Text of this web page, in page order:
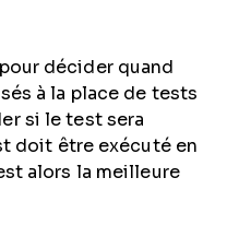
décider quand
à la place de tests
si le test sera
doit être exécuté en
alors la meilleure